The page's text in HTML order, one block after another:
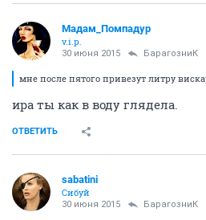
Мадам_Помпадур
v.i.p.
30 июня 2015 БарагозниК
мне после пятого привезут литру
ира ты как в воду глядела.
ОТВЕТИТЬ
sabatini
Сибуй
30 июня 2015 БарагозниК